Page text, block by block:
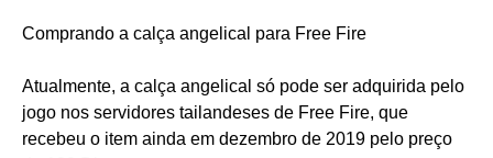
Comprando a calça angelical para Free Fire
Atualmente, a calça angelical só pode ser adquirida pelo
jogo nos servidores tailandeses de Free Fire, que
recebeu o item ainda em dezembro de 2019 pelo preço